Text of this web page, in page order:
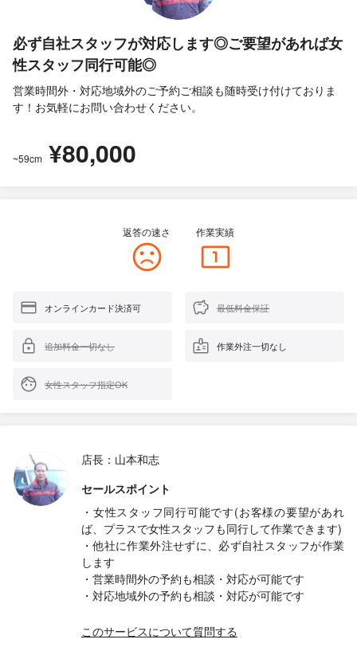
必ず自社スタッフが対応します◎ご要望があれば女
性スタッフ同行可能◎
営業時間外・対応地域外のご予約ご相談も随時受け付けておりま
す！お気軽にお問い合わせください。
~59cm ¥80,000
返答の速さ 作業実績
オンラインカード決済可 最低料金保証
追加料金一切なし 作業外注一切なし
女性スタッフ指定OK
店長：山本和志
セールスポイント
・女性スタッフ同行可能です(お客様の要望があれ
ば、プラスで女性スタッフも同行して作業できます)
・他社に作業外注せずに、必ず自社スタッフが作業
します
・営業時間外の予約も相談・対応が可能です
・対応地域外の予約も相談・対応が可能です
このサービスについて質問する